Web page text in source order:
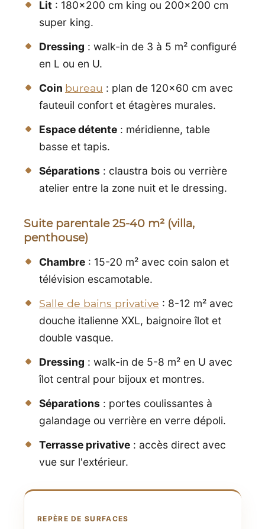
Lit : 180x200 cm king ou 200x200 cm
super king.
Dressing : walk-in de 3 à 5 m² configuré
en L ou en U.
Coin bureau : plan de 120x60 cm avec
fauteuil confort et étagères murales.
Espace détente : méridienne, table
basse et tapis.
Séparations : claustra bois ou verrière
atelier entre la zone nuit et le dressing.
Suite parentale 25-40 m² (villa,
penthouse)
Chambre : 15-20 m² avec coin salon et
télévision escamotable.
Salle de bains privative : 8-12 m² avec
douche italienne XXL, baignoire îlot et
double vasque.
Dressing : walk-in de 5-8 m² en U avec
îlot central pour bijoux et montres.
Séparations : portes coulissantes à
galandage ou verrière en verre dépoli.
Terrasse privative : accès direct avec
vue sur l'extérieur.
REPÈRE DE SURFACES